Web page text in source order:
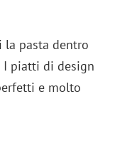
la pasta dentro
piatti di design
e molto